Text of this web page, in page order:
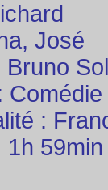
José
Bruno
Comédie
:
1h 59min